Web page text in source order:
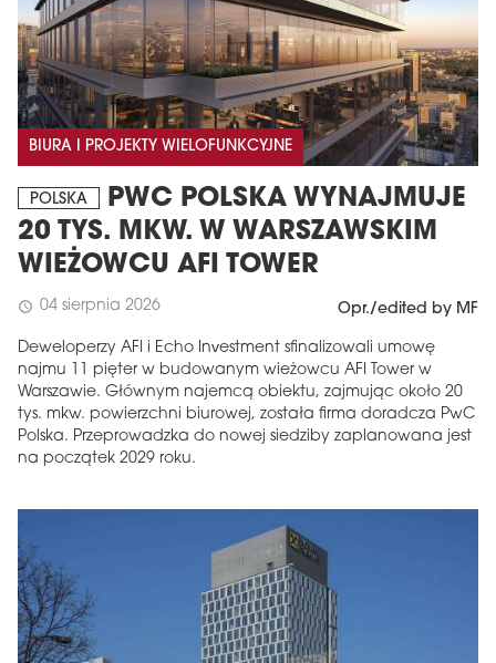
BIURA I PROJEKTY WIELOFUNKCYJNE
POLSKA
PWC POLSKA WYNAJMUJE
20 TYS. MKW. W WARSZAWSKIM
WIEŻOWCU AFI TOWER
schedule 04 sierpnia 2026 Opr./edited by MF
Deweloperzy AFI i Echo Investment sfinalizowali umowę
najmu 11 pięter w budowanym wieżowcu AFI Tower w
Warszawie. Głównym najemcą obiektu, zajmując około 20
tys. mkw. powierzchni biurowej, została firma doradcza PwC
Polska. Przeprowadzka do nowej siedziby zaplanowana jest
na początek 2029 roku.